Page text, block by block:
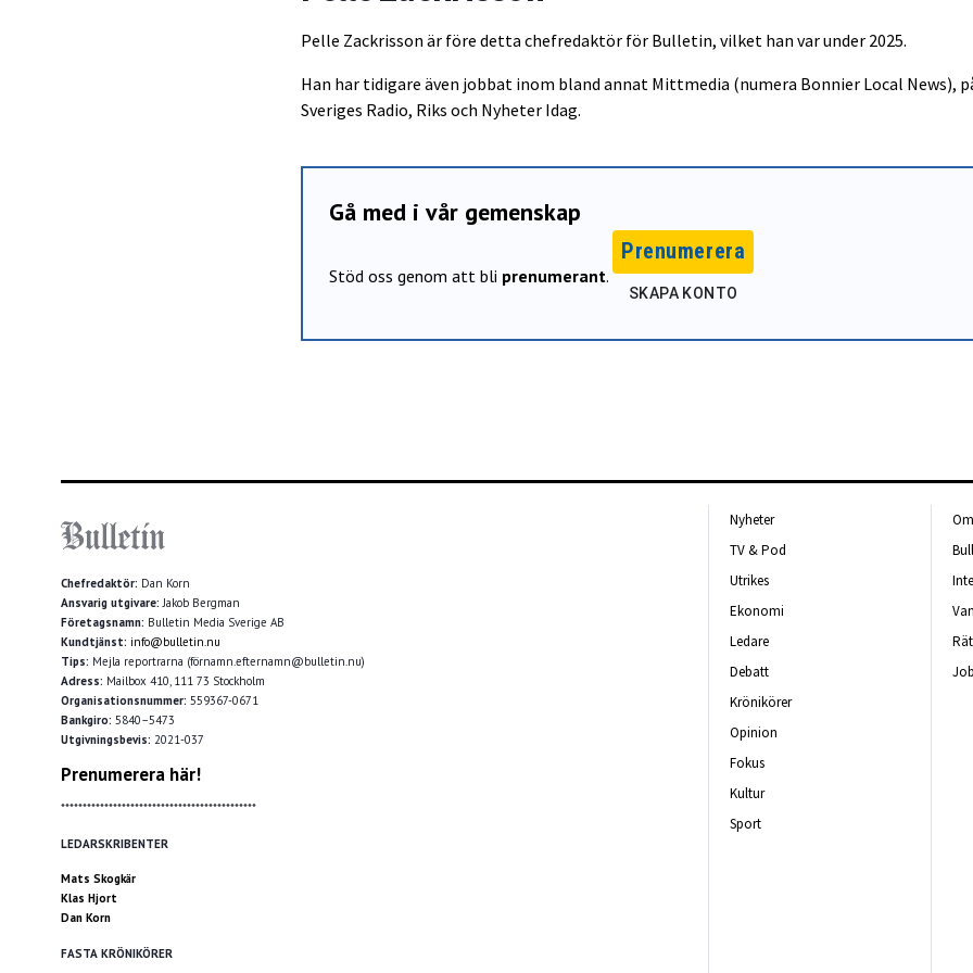
Pelle Zackrisson är före detta chefredaktör för Bulletin, vilket han var under 2025.
Han har tidigare även jobbat inom bland annat Mittmedia (numera Bonnier Local News),
Sveriges Radio, Riks och Nyheter Idag.
Gå med i vår gemenskap
Stöd oss genom att bli prenumerant.
Prenumerera
SKAPA KONTO
Chefredaktör: Dan Korn
Ansvarig utgivare:Jakob Bergman
Företagsnamn: Bulletin Media Sverige AB
Kundtjänst: info@bulletin.nu
Tips: Mejla reportrarna (förnamn.efternamn@bulletin.nu)
Adress: Mailbox 410, 111 73 Stockholm
Organisationsnummer: 559367-0671
Bankgiro: 5840–5473
Utgivningsbevis: 2021-037
Prenumerera här!
*********************************************
LEDARSKRIBENTER
Mats Skogkär
Klas Hjort
Dan Korn
FASTA KRÖNIKÖRER
Nyheter
TV & Pod
Utrikes
Ekonomi
Ledare
Debatt
Krönikörer
Opinion
Fokus
Kultur
Sport